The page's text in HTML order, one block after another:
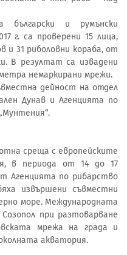
български и румънски
г. са проверени 15 лица,
и 31 риболовни кораба, от
В резултат са извадени
немаркирани мрежи.
дейност на отдел
Дунав и Агенцията по
среща с европейските
в периода от 14 до 17
Агенцията по рибарство
извършени съвместни
море. Международната
при разтоварване
мрежа на града и
акватория.